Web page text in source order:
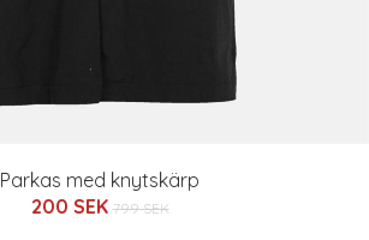
Parkas med knytskärp
200 SEK 799 SEK